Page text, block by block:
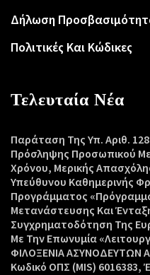
Δήλωση
Πολιτικές Και Κώδικες
Τελευταία Νέα
Παράταση Της Υπ. Αριθ.
Πρόσληψης Προσωπικού
Χρόνου, Μερικής
Υπεύθυνου Καθημερινής
Προγράμματος
Μετανάστευσης Και
Συγχρηματοδότηση Της
Με Την Επωνυμία
ΦΙΛΟΞΕΝΙΑ ΑΣΥΝΟΔΕΥΤΩΝ
Κωδικό ΟΠΣ (MIS) 6016383,